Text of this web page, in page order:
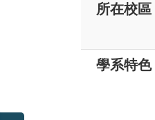
所在校區
學系特色